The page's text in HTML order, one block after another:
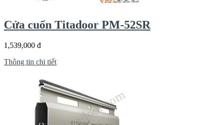
Cửa cuốn Titadoor PM-52SR
1,539,000 đ
Thông tin chi tiết